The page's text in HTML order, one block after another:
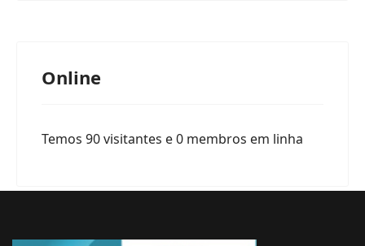
Online
Temos 90 visitantes e 0 membros em linha